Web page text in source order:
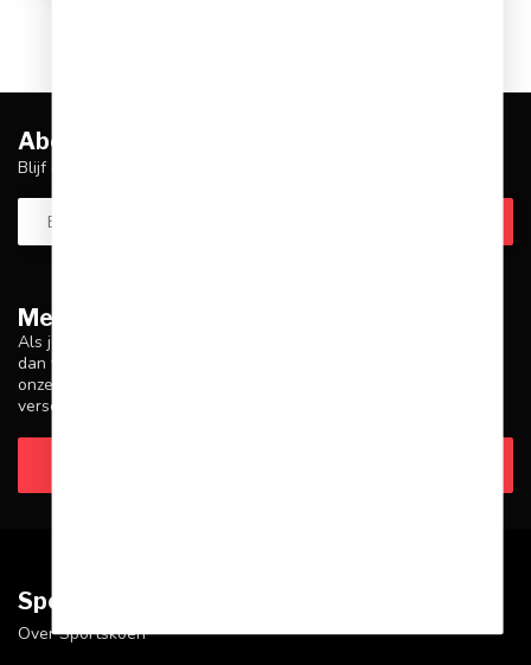
Meer informatie
Als je vragen hebt over onze producten of je aankoop, zorg er
dan voor dat je onze klantenservicepagina bezoekt. Hier vind je
onze bedrijfsgegevens, antwoorden op veelgestelde vragen en
verschillende manieren om contact met ons op te nemen.
Abonneer je op onze nieuwsbrief
Blijf op de hoogte over onze laatste acties
Sportskoen.nl
Over Sportskoen